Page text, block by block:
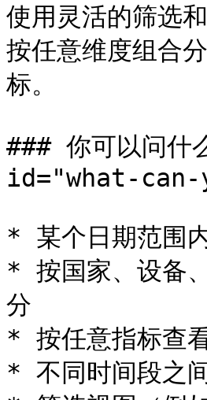
使用灵活的筛选
按任意维度组合
标。
### 你可以问
id="what-can-
* 某个日期范围
* 按国家、设备
分
* 按任意指标查
* 不同时间段之